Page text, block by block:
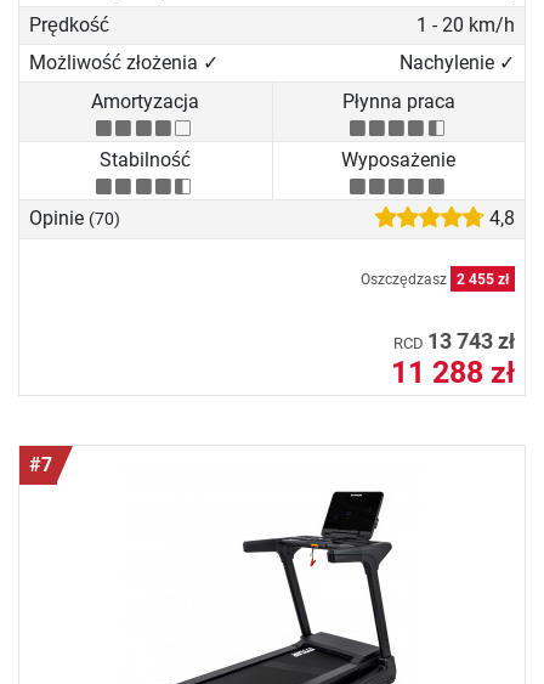
Prędkość
1 - 20 km/h
Możliwość złożenia ✓
Nachylenie ✓
Amortyzacja
Płynna praca
Stabilność Wyposażenie
Opinie (70) 4,8
Oszczędzasz 2 455 zł
RCD 13 743 zł
11 288 zł
#7